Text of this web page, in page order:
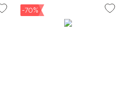
-70%